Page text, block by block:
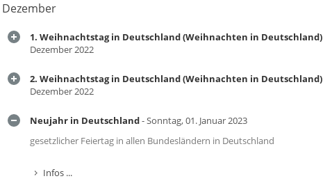
Dezember
1. Weihnachtstag in Deutschland (Weihnachten in Deutschland)
Dezember 2022
2. Weihnachtstag in Deutschland (Weihnachten in Deutschland)
Dezember 2022
Neujahr in Deutschland- Sonntag, 01. Januar 2023
gesetzlicher Feiertag in allen Bundesländern in Deutschland
Infos ...